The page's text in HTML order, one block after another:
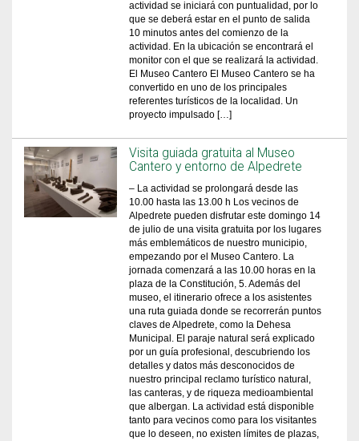
actividad se iniciará con puntualidad, por lo
que se deberá estar en el punto de salida
10 minutos antes del comienzo de la
actividad. En la ubicación se encontrará el
monitor con el que se realizará la actividad.
El Museo Cantero El Museo Cantero se ha
convertido en uno de los principales
referentes turísticos de la localidad. Un
proyecto impulsado […]
Visita guiada gratuita al Museo
Cantero y entorno de Alpedrete
– La actividad se prolongará desde las
10.00 hasta las 13.00 h Los vecinos de
Alpedrete pueden disfrutar este domingo 14
de julio de una visita gratuita por los lugares
más emblemáticos de nuestro municipio,
empezando por el Museo Cantero. La
jornada comenzará a las 10.00 horas en la
plaza de la Constitución, 5. Además del
museo, el itinerario ofrece a los asistentes
una ruta guiada donde se recorrerán puntos
claves de Alpedrete, como la Dehesa
Municipal. El paraje natural será explicado
por un guía profesional, descubriendo los
detalles y datos más desconocidos de
nuestro principal reclamo turístico natural,
las canteras, y de riqueza medioambiental
que albergan. La actividad está disponible
tanto para vecinos como para los visitantes
que lo deseen, no existen límites de plazas,